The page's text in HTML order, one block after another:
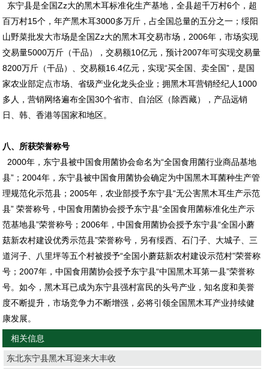
东宁县是全国Zz大的黑木耳标准化生产基地，全县超千万村6个，超
百万村15个，年产黑木耳3000多万斤，占全国总量的五分之一；绥阳
山野菜批发大市场是全国Zz大的黑木耳交易市场，2006年，市场实现
交易量5000万斤（干品），交易额10亿元，预计2007年可实现交易量
8200万斤（干品）、交易额16.4亿元，实现“买全国、卖全国”，是国
家农业部定点市场、省级产业化龙头企业；拥黑木耳营销经纪人1000
多人，营销网络遍布全国30个省市、自治区（除西藏），产品远销
日、韩、香港等国家和地区。
八、所获荣誉称号
2000年，东宁县被中国食用菌协会命名为“全国食用菌行业商品基地
县”；2004年，东宁县被中国食用菌协会确定为中国黑木耳菌种生产管
理规范化示范县；2005年，农业部授予东宁县“无公害黑木耳生产示范
县” 荣誉称号，中国食用菌协会授予东宁县“全国食用菌标准化生产示
范基地县”荣誉称号；2006年，中国食用菌协会授予东宁县“全国小蘑
菇新农村建设优秀示范县”荣誉称号，另有绥西、石门子、大城子、三
道河子、八里坪等五个村被授予“全国小蘑菇新农村建设示范村”荣誉称
号；2007年，中国食用菌协会授予东宁县“中国黑木耳第一县”荣誉称
号。如今，黑木耳已成为东宁县强村富民的头号产业，知名度和美誉
度不断提升，市场竞争力不断增强，必将引领全国黑木耳产业持续健
康发展。
相关信息
东北东宁县黑木耳迎来大丰收